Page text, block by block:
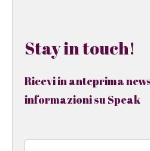
Stay in touch!
Ricevi in anteprima
informazioni su Speak